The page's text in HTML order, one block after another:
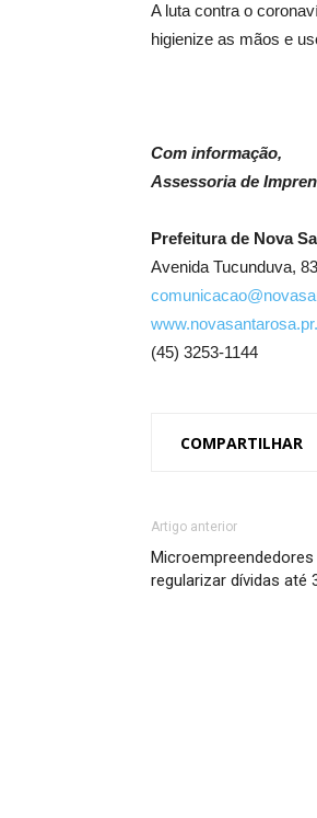
A luta contra o
higienize as mãos e
Com informação,
Assessoria de
Prefeitura de Nova
Avenida Tucunduva,
(45) 3253-1144
COMPARTILHAR
Artigo anterior
regularizar dívidas até